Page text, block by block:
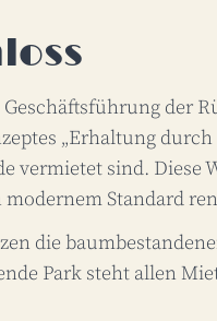
der
„Erhaltung durch
vermietet sind. Diese
modernem Standard
die
Park steht allen